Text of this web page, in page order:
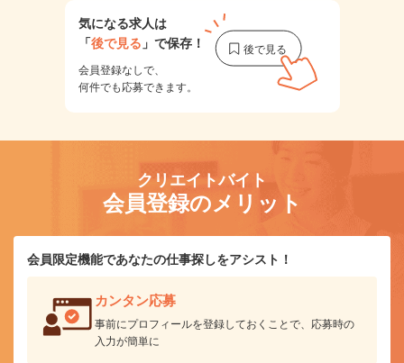
気になる求人は
「後で見る 」で保存！
会員登録なしで、
何件でも応募できます。
クリエイトバイト
会員登録のメリット
会員限定機能であなたの仕事探しをアシスト！
カンタン応募
事前にプロフィールを登録しておくことで、応募時の
入力が簡単に